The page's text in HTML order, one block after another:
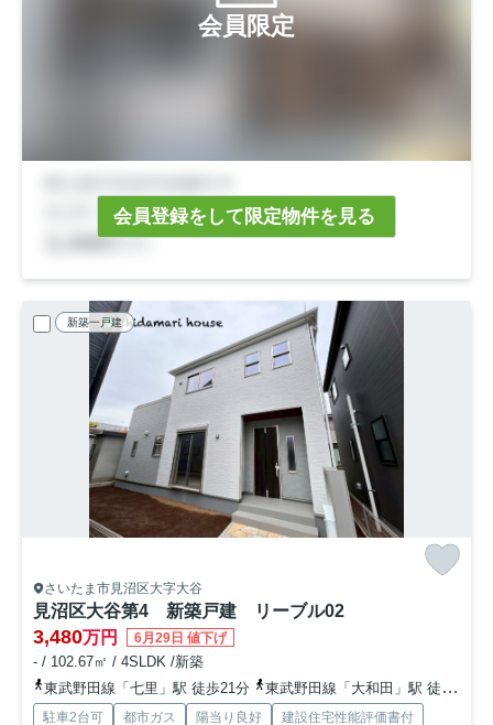
会員限定
会員登録をして限定物件を見る
新築一戸建
さいたま市見沼区大字大谷
見沼区大谷第4 新築戸建 リーブル02
3,480万円 6月29日 値下げ
- / 102.67㎡ / 4SLDK /新築
東武野田線「七里」駅 徒歩21分
東武野田線「大和田」駅 徒歩30分
駐車2台可 都市ガス 陽当り良好 建設住宅性能評価書付